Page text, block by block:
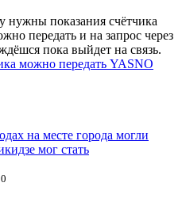
нужны показания счётчика
передать и на запрос через
пока выйдет на связь.
можно передать YASNO
на месте города могли
мог стать